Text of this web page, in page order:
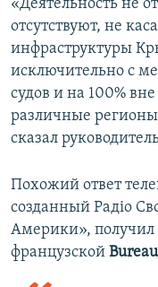
«Деятельность не
отсутствуют, не
инфраструктуры
исключительно с
судов и на 100%
различные
сказал
Похожий ответ
созданный Радіо
Америки», получил
французской